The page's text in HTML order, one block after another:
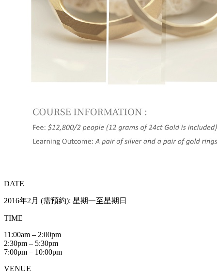
DATE
2016年2月 (需預約): 星期一至星期日
TIME
11:00am – 2:00pm
2:30pm – 5:30pm
7:00pm – 10:00pm
VENUE